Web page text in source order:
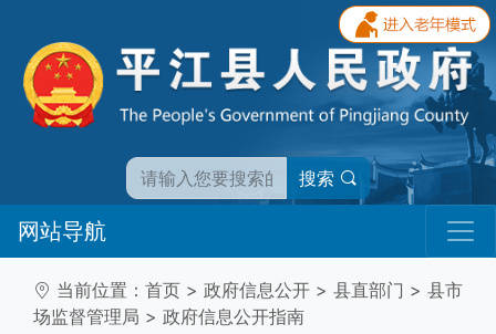
搜索
网站导航
当前位置： 首页 > 政府信息公开 > 县直部门 > 县市
场监督管理局 > 政府信息公开指南